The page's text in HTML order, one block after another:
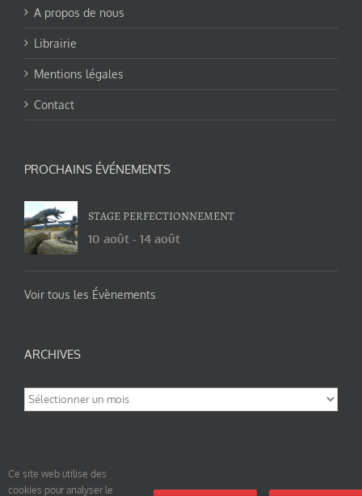
A propos de nous
Librairie
Mentions légales
Contact
PROCHAINS ÉVÉNEMENTS
STAGE PERFECTIONNEMENT
10 août - 14 août
Voir tous les Évènements
ARCHIVES
Archives
Ce site web utilise des
cookies pour analyser le